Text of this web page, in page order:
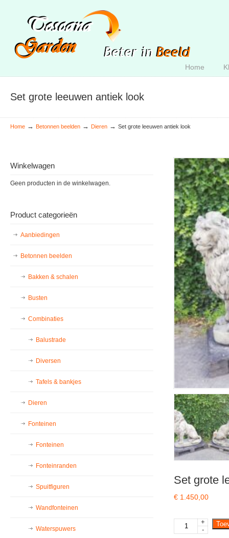
Home
Set grote leeuwen antiek look
Home → Betonnen beelden → Dieren → Set grote leeuwen antiek look
Set grote
€ 1.450,00
grote
+
-
Winkelwagen
Geen producten in de winkelwagen.
Product categorieën
Aanbiedingen
Betonnen beelden
Bakken & schalen
Busten
Combinaties
Balustrade
Diversen
Tafels & bankjes
Dieren
Fonteinen
Fonteinen
Fonteinranden
Spuitfiguren
Wandfonteinen
Waterspuwers